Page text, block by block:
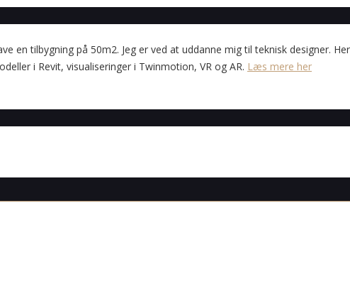
en tilbygning på 50m2. Jeg er ved at uddanne mig til teknisk designer. Her
i Revit, visualiseringer i Twinmotion, VR og AR. Læs mere her